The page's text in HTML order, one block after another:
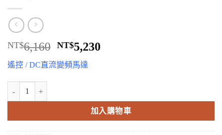
NT$6,160 原
始
價
NT$5,230
遙控 / DC直流變頻馬達
阿拉斯加(ALASKA) 輕鋼架節能循環扇(DC遙控) SA-398D 數量
加入購物車